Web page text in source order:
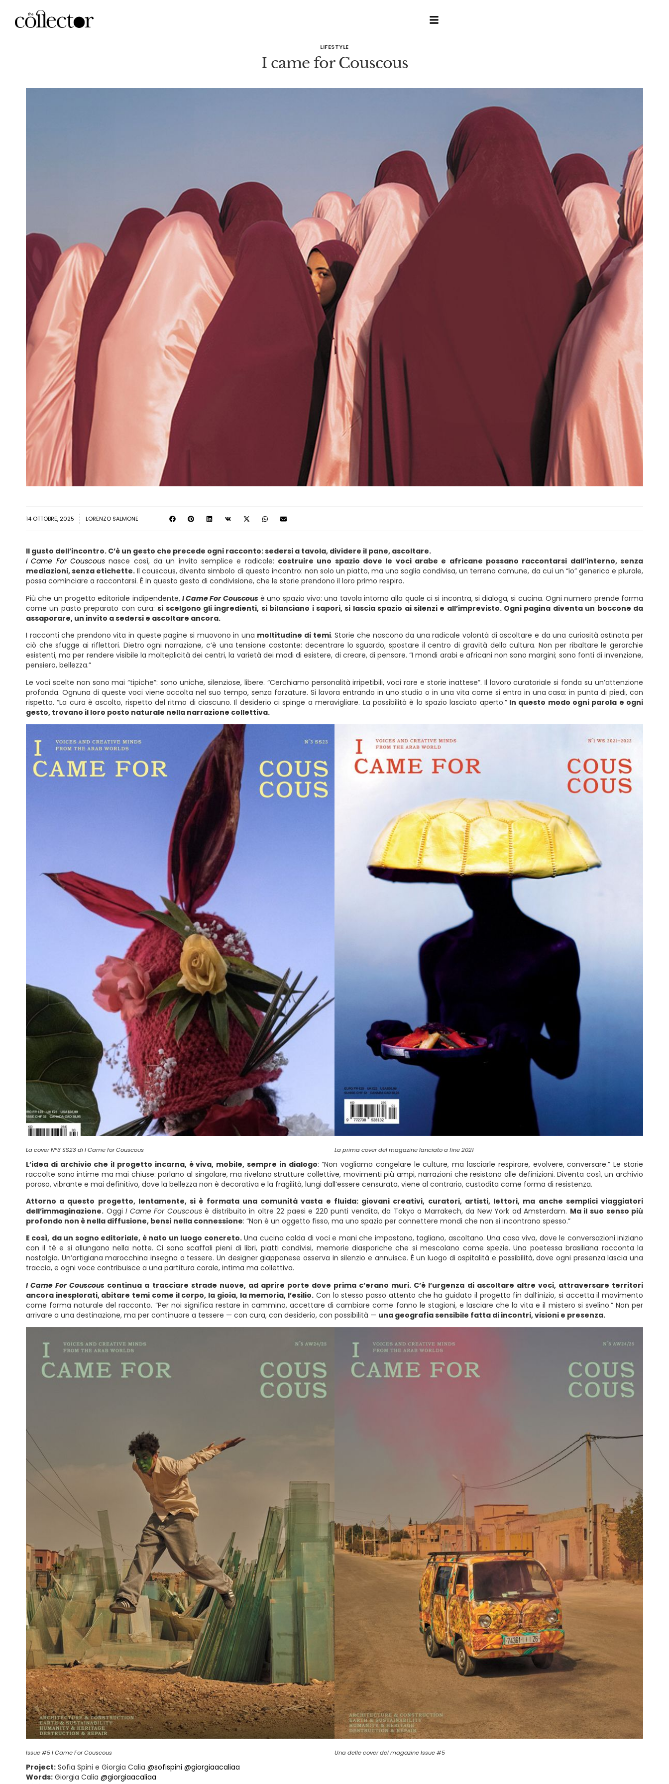
LIFESTYLE
I came for Couscous
14 OTTOBRE, 2025 LORENZO SALMONE
Il gusto dell’incontro. C’è un gesto che precede ogni racconto: sedersi a tavola, dividere il pane, ascoltare.
I Came For Couscous nasce così, da un invito semplice e radicale: costruire uno spazio dove le voci arabe e africane possano raccontarsi dall’interno, senza
mediazioni, senza etichette. Il couscous, diventa simbolo di questo incontro: non solo un piatto, ma una soglia condivisa, un terreno comune, da cui un “io” generico e plurale,
possa cominciare a raccontarsi. È in questo gesto di condivisione, che le storie prendono il loro primo respiro.
Più che un progetto editoriale indipendente, I Came For Couscousè uno spazio vivo: una tavola intorno alla quale ci si incontra, si dialoga, si cucina. Ogni numero prende forma
come un pasto preparato con cura:si scelgono gli ingredienti, si bilanciano i sapori, si lascia spazio ai silenzi e all’imprevisto. Ogni pagina diventa un boccone da
assaporare, un invito a sedersi e ascoltare ancora.
I racconti che prendono vita in queste pagine si muovono in una moltitudine di temi. Storie che nascono da una radicale volontà di ascoltare e da una curiosità ostinata per
ciò che sfugge ai riflettori. Dietro ogni narrazione, c’è una tensione costante: decentrare lo sguardo, spostare il centro di gravità della cultura. Non per ribaltare le gerarchie
esistenti, ma per rendere visibile la molteplicità dei centri, la varietà dei modi di esistere, di creare, di pensare. “I mondi arabi e africani non sono margini; sono fonti di invenzione,
pensiero, bellezza.”
Le voci scelte non sono mai “tipiche”: sono uniche, silenziose, libere. “Cerchiamo personalità irripetibili, voci rare e storie inattese”. Il lavoro curatoriale si fonda su un’attenzione
profonda. Ognuna di queste voci viene accolta nel suo tempo, senza forzature. Si lavora entrando in uno studio o in una vita come si entra in una casa: in punta di piedi, con
rispetto. “La cura è ascolto, rispetto del ritmo di ciascuno. Il desiderio ci spinge a meravigliare. La possibilità è lo spazio lasciato aperto.”In questo modo ogni parola e ogni
gesto, trovano il loro posto naturale nella narrazione collettiva.
La cover N°3 SS23 di I Came for Couscous La prima cover del magazine lanciato a fine 2021
L’idea di archivio che il progetto incarna, è viva, mobile, sempre in dialogo: “Non vogliamo congelare le culture, ma lasciarle respirare, evolvere, conversare.” Le storie
raccolte sono intime ma mai chiuse: parlano al singolare, ma rivelano strutture collettive, movimenti più ampi, narrazioni che resistono alle definizioni. Diventa così, un archivio
poroso, vibrante e mai definitivo, dove la bellezza non è decorativa e la fragilità, lungi dall’essere censurata, viene al contrario, custodita come forma di resistenza.
Attorno a questo progetto, lentamente, si è formata una comunità vasta e fluida: giovani creativi, curatori, artisti, lettori, ma anche semplici viaggiatori
dell’immaginazione. OggiI Came For Couscousè distribuito in oltre 22 paesi e 220 punti vendita, da Tokyo a Marrakech, da New York ad Amsterdam. Ma il suo senso più
profondo non è nella diffusione, bensì nella connessione: “Non è un oggetto fisso, ma uno spazio per connettere mondi che non si incontrano spesso.”
E così, da un sogno editoriale, è nato un luogo concreto.Una cucina calda di voci e mani che impastano, tagliano, ascoltano. Una casa viva, dove le conversazioni iniziano
con il tè e si allungano nella notte. Ci sono scaffali pieni di libri, piatti condivisi, memorie diasporiche che si mescolano come spezie. Una poetessa brasiliana racconta la
nostalgia. Un’artigiana marocchina insegna a tessere. Un designer giapponese osserva in silenzio e annuisce. È un luogo di ospitalità e possibilità, dove ogni presenza lascia una
traccia, e ogni voce contribuisce a una partitura corale, intima ma collettiva.
I Came For Couscous continua a tracciare strade nuove, ad aprire porte dove prima c’erano muri. C’è l’urgenza di ascoltare altre voci, attraversare territori
ancora inesplorati, abitare temi come il corpo, la gioia, la memoria, l’esilio. Con lo stesso passo attento che ha guidato il progetto fin dall’inizio, si accetta il movimento
come forma naturale del racconto. “Per noi significa restare in cammino, accettare di cambiare come fanno le stagioni, e lasciare che la vita e il mistero si svelino.” Non per
arrivare a una destinazione, ma per continuare a tessere — con cura, con desiderio, con possibilità — una geografia sensibile fatta di incontri, visioni e presenza.
Issue #5 I Came For Couscous Una delle cover del magazine Issue #5
Project: Sofia Spini e Giorgia Calia @sofispini @giorgiaacaliaa
Words: Giorgia Calia @giorgiaacaliaa